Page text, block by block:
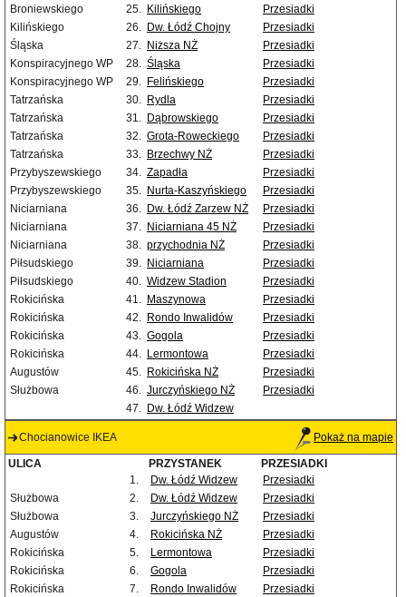
Broniewskiego
25. Kilińskiego
Przesiadki
Kilińskiego
26. Dw. Łódź Chojny
Przesiadki
Śląska
27. Niższa NŻ
Przesiadki
Konspiracyjnego WP
28. Śląska
Przesiadki
Konspiracyjnego WP
29. Felińskiego
Przesiadki
Tatrzańska
30. Rydla
Przesiadki
Tatrzańska
31. Dąbrowskiego
Przesiadki
Tatrzańska
32. Grota-Roweckiego
Przesiadki
Tatrzańska
33. Brzechwy NŻ
Przesiadki
Przybyszewskiego
34. Zapadła
Przesiadki
Przybyszewskiego
35. Nurta-Kaszyńskiego
Przesiadki
Niciarniana
36. Dw. Łódź Zarzew NŻ
Przesiadki
Niciarniana
37. Niciarniana 45 NŻ
Przesiadki
Niciarniana
38. przychodnia NŻ
Przesiadki
Piłsudskiego
39. Niciarniana
Przesiadki
Piłsudskiego
40. Widzew Stadion
Przesiadki
Rokicińska
41. Maszynowa
Przesiadki
Rokicińska
42. Rondo Inwalidów
Przesiadki
Rokicińska
43. Gogola
Przesiadki
Rokicińska
44. Lermontowa
Przesiadki
Augustów
45. Rokicińska NŻ
Przesiadki
Służbowa
46. Jurczyńskiego NŻ
Przesiadki
47. Dw. Łódź Widzew
Chocianowice IKEA Pokaż na mapie
ULICA PRZYSTANEK
PRZESIADKI
1.
Dw. Łódź Widzew
Przesiadki
Służbowa
2. Dw. Łódź Widzew
Przesiadki
Służbowa
3. Jurczyńskiego NŻ
Przesiadki
Augustów
4. Rokicińska NŻ
Przesiadki
Rokicińska
5. Lermontowa
Przesiadki
Rokicińska
6. Gogola
Przesiadki
Rokicińska
7. Rondo Inwalidów
Przesiadki